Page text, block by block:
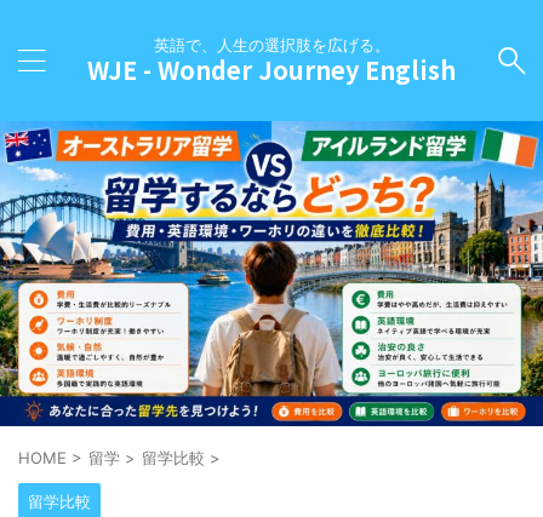
英語で、人生の選択肢を広げる。
WJE - Wonder Journey English
HOME > 留学 > 留学比較 >
留学比較